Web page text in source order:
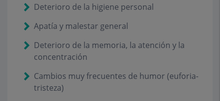
Deterioro de la higiene personal
Apatía y malestar general
Deterioro de la memoria, la atención y la
concentración
Cambios muy frecuentes de humor (euforia-
tristeza)